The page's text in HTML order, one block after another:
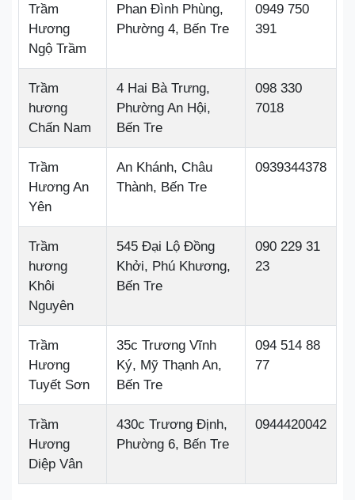
Trầm
Hương
Ngộ Trầm
Phan Đình Phùng,
Phường 4, Bến Tre
0949 750
391
Trầm
hương
Chấn Nam
4 Hai Bà Trưng,
Phường An Hội,
Bến Tre
098 330
7018
Trầm
Hương An
Yên
An Khánh, Châu
Thành, Bến Tre
0939344378
Trầm
hương
Khôi
Nguyên
545 Đại Lộ Đồng
Khởi, Phú Khương,
Bến Tre
090 229 31
23
Trầm
Hương
Tuyết Sơn
35c Trương Vĩnh
Ký, Mỹ Thạnh An,
Bến Tre
094 514 88
77
Trầm
Hương
Diệp Vân
430c Trương Định,
Phường 6, Bến Tre
0944420042